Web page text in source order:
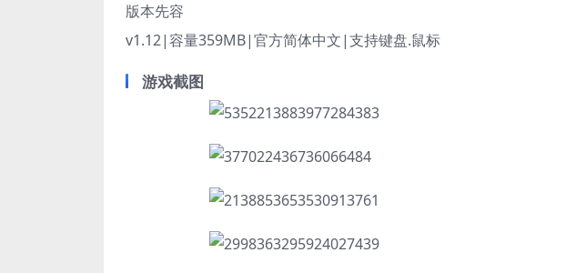
版本先容
v1.12|容量359MB|官方简体中文|支持键盘.鼠标
游戏截图